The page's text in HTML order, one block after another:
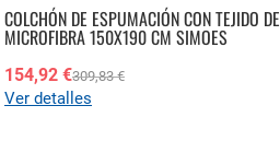
COLCHÓN DE ESPUMACIÓN CON TEJIDO DE
MICROFIBRA 150X190 CM SIMOES
154,92 €309,83 €
Ver detalles